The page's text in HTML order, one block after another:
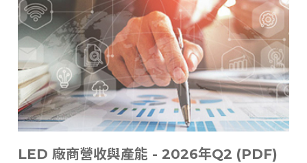
LED 廠商營收與產能 - 2026年Q2 (PDF)